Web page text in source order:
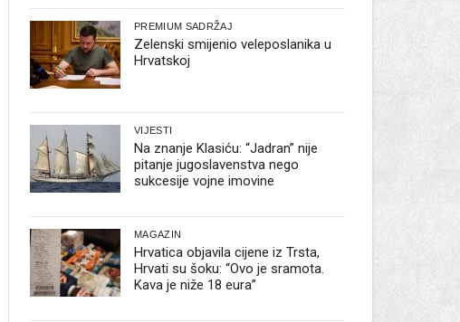
PREMIUM SADRŽAJ
Zelenski smijenio veleposlanika u
Hrvatskoj
VIJESTI
Na znanje Klasiću: “Jadran” nije
pitanje jugoslavenstva nego
sukcesije vojne imovine
MAGAZIN
Hrvatica objavila cijene iz Trsta,
Hrvati su šoku: “Ovo je sramota.
Kava je niže 18 eura”